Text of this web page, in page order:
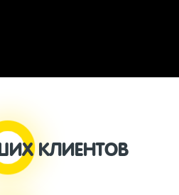
КЛИЕНТОВ